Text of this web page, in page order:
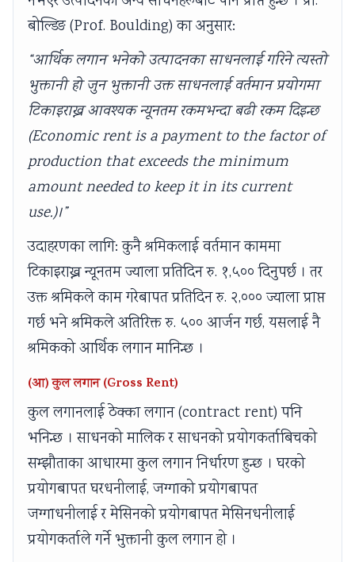
बोल्डिङ (Prof. Boulding) का अनुसार:
“आर्थिक लगान भनेको उत्पादनका साधनलाई गरिने त्यस्तो
भुक्तानी हो जुन भुक्तानी उक्त साधनलाई वर्तमान प्रयोगमा
टिकाइराख्न आवश्यक न्यूनतम रकमभन्दा बढी रकम दिइन्छ
(Economic rent is a payment to the factor of
production that exceeds the minimum
amount needed to keep it in its current
use.)।”
उदाहरणका लागि: कुनै श्रमिकलाई वर्तमान काममा
टिकाइराख्न न्यूनतम ज्याला प्रतिदिन रु. १,५०० दिनुपर्छ । तर
उक्त श्रमिकले काम गरेबापत प्रतिदिन रु. २,००० ज्याला प्राप्त
गर्छ भने श्रमिकले अतिरिक्त रु. ५०० आर्जन गर्छ, यसलाई नै
श्रमिकको आर्थिक लगान मानिन्छ ।
(आ) कुल लगान (Gross Rent)
कुल लगानलाई ठेक्का लगान (contract rent) पनि
भनिन्छ । साधनको मालिक र साधनको प्रयोगकर्ताबिचको
सम्झौताका आधारमा कुल लगान निर्धारण हुन्छ । घरको
प्रयोगबापत घरधनीलाई, जग्गाको प्रयोगबापत
जग्गाधनीलाई र मेसिनको प्रयोगबापत मेसिनधनीलाई
प्रयोगकर्ताले गर्ने भुक्तानी कुल लगान हो ।